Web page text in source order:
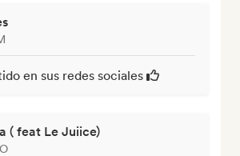
en sus redes sociales
( feat Le Juiice)